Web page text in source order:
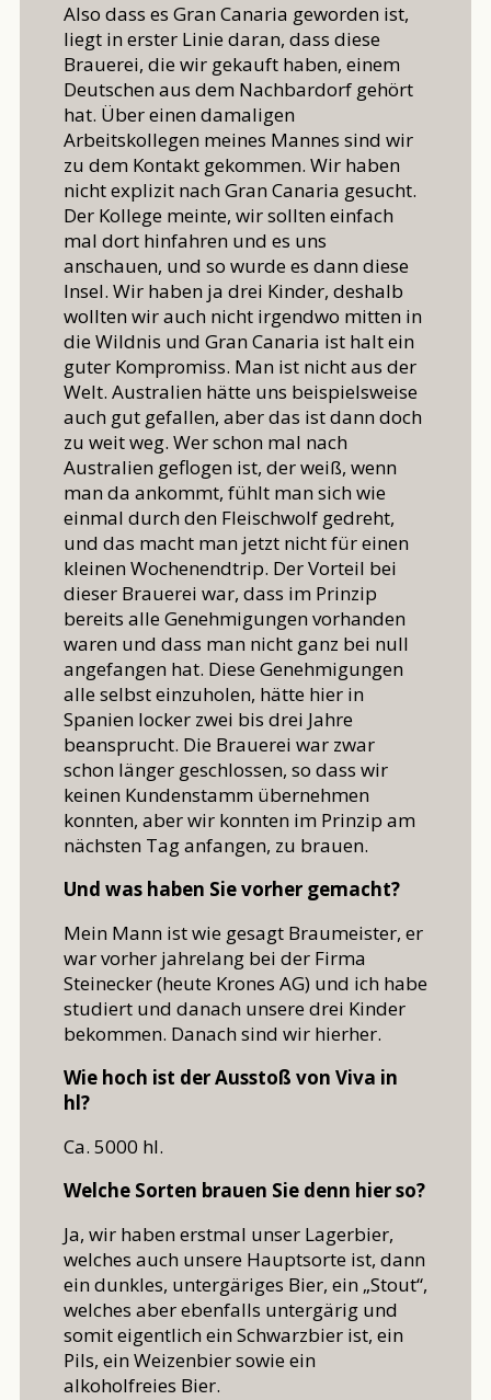
Also dass es Gran Canaria geworden ist,
liegt in erster Linie daran, dass diese
Brauerei, die wir gekauft haben, einem
Deutschen aus dem Nachbardorf gehört
hat. Über einen damaligen
Arbeitskollegen meines Mannes sind wir
zu dem Kontakt gekommen. Wir haben
nicht explizit nach Gran Canaria gesucht.
Der Kollege meinte, wir sollten einfach
mal dort hinfahren und es uns
anschauen, und so wurde es dann diese
Insel. Wir haben ja drei Kinder, deshalb
wollten wir auch nicht irgendwo mitten in
die Wildnis und Gran Canaria ist halt ein
guter Kompromiss. Man ist nicht aus der
Welt. Australien hätte uns beispielsweise
auch gut gefallen, aber das ist dann doch
zu weit weg. Wer schon mal nach
Australien geflogen ist, der weiß, wenn
man da ankommt, fühlt man sich wie
einmal durch den Fleischwolf gedreht,
und das macht man jetzt nicht für einen
kleinen Wochenendtrip. Der Vorteil bei
dieser Brauerei war, dass im Prinzip
bereits alle Genehmigungen vorhanden
waren und dass man nicht ganz bei null
angefangen hat. Diese Genehmigungen
alle selbst einzuholen, hätte hier in
Spanien locker zwei bis drei Jahre
beansprucht. Die Brauerei war zwar
schon länger geschlossen, so dass wir
keinen Kundenstamm übernehmen
konnten, aber wir konnten im Prinzip am
nächsten Tag anfangen, zu brauen.
Und was haben Sie vorher gemacht?
Mein Mann ist wie gesagt Braumeister, er
war vorher jahrelang bei der Firma
Steinecker (heute Krones AG) und ich habe
studiert und danach unsere drei Kinder
bekommen. Danach sind wir hierher.
Wie hoch ist der Ausstoß von Viva in
hl?
Ca. 5000 hl.
Welche Sorten brauen Sie denn hier so?
Ja, wir haben erstmal unser Lagerbier,
welches auch unsere Hauptsorte ist, dann
ein dunkles, untergäriges Bier, ein „Stout“,
welches aber ebenfalls untergärig und
somit eigentlich ein Schwarzbier ist, ein
Pils, ein Weizenbier sowie ein
alkoholfreies Bier.